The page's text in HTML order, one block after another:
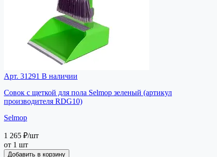
Арт. 31291 В наличии
Совок с щеткой для пола Selmop зеленый (артикул
производителя RDG10)
Selmop
1 265 ₽/шт
от 1 шт
Добавить в корзину